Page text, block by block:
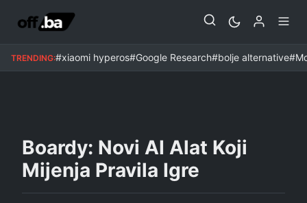
TRENDING:#xiaomi hyperos#Google Research#bolje alternative
UMJETNA INTELIGENCIJA
Boardy: Novi AI Alat Koji
Mijenja Pravila Igre